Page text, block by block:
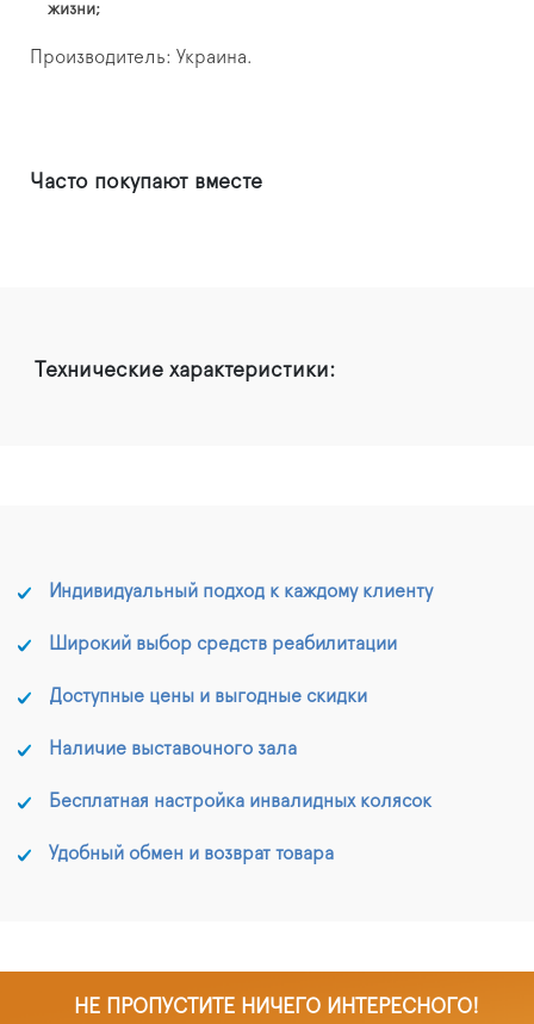
жизни;
Производитель: Украина.
Часто покупают вместе
Технические характеристики:
Индивидуальный подход к каждому клиенту
Широкий выбор средств реабилитации
Доступные цены и выгодные скидки
Наличие выставочного зала
Бесплатная настройка инвалидных колясок
Удобный обмен и возврат товара
НЕ ПРОПУСТИТЕ НИЧЕГО ИНТЕРЕСНОГО!